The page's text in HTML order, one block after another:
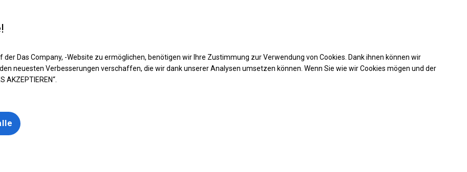
Sie Ihr Zelt
Laden Sie das PDF -Angebot herunter
Das Company, -Website zu ermöglichen, benötigen wir Ihre Zustimmung zur Verwendung von Cookies. Dank ihnen können wir
neuesten Verbesserungen verschaffen, die wir dank unserer Analysen umsetzen können. Wenn Sie wie wir Cookies mögen und der